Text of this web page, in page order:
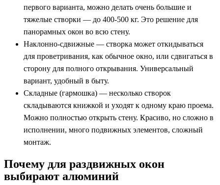
первого варианта, можно делать очень большие и
тяжелые створки — до 400-500 кг. Это решение для
панорамных окон во всю стену.
Наклонно-сдвижные — створка может откидываться
для проветривания, как обычное окно, или сдвигаться в
сторону для полного открывания. Универсальный
вариант, удобный в быту.
Складные (гармошка) — несколько створок
складываются книжкой и уходят к одному краю проема.
Можно полностью открыть стену. Красиво, но сложно в
исполнении, много подвижных элементов, сложный
монтаж.
Почему для раздвижных окон
выбирают алюминий